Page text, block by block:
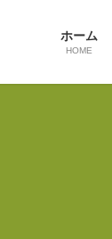
ホーム
HOME